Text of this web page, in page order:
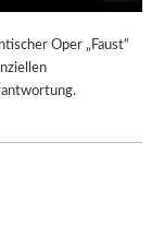
Oper „Faust“